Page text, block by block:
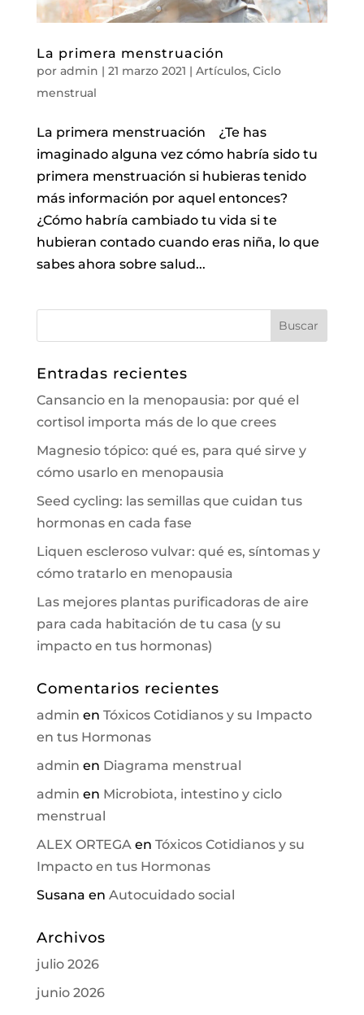
La primera menstruación
por admin | 21 marzo 2021 | Artículos, Ciclo
menstrual
La primera menstruación ⁣ ¿Te has
imaginado alguna vez cómo habría sido tu
primera menstruación si hubieras tenido
más información por aquel entonces? ⁣
¿Cómo habría cambiado tu vida si te
hubieran contado cuando eras niña, lo que
sabes ahora sobre salud...
Entradas recientes
Cansancio en la menopausia: por qué el
cortisol importa más de lo que crees
Magnesio tópico: qué es, para qué sirve y
cómo usarlo en menopausia
Seed cycling: las semillas que cuidan tus
hormonas en cada fase
Liquen escleroso vulvar: qué es, síntomas y
cómo tratarlo en menopausia
Las mejores plantas purificadoras de aire
para cada habitación de tu casa (y su
impacto en tus hormonas)
Comentarios recientes
admin en Tóxicos Cotidianos y su Impacto
en tus Hormonas
admin en Diagrama menstrual
admin en Microbiota, intestino y ciclo
menstrual
ALEX ORTEGAen Tóxicos Cotidianos y su
Impacto en tus Hormonas
Susana en Autocuidado social
Archivos
julio 2026
junio 2026